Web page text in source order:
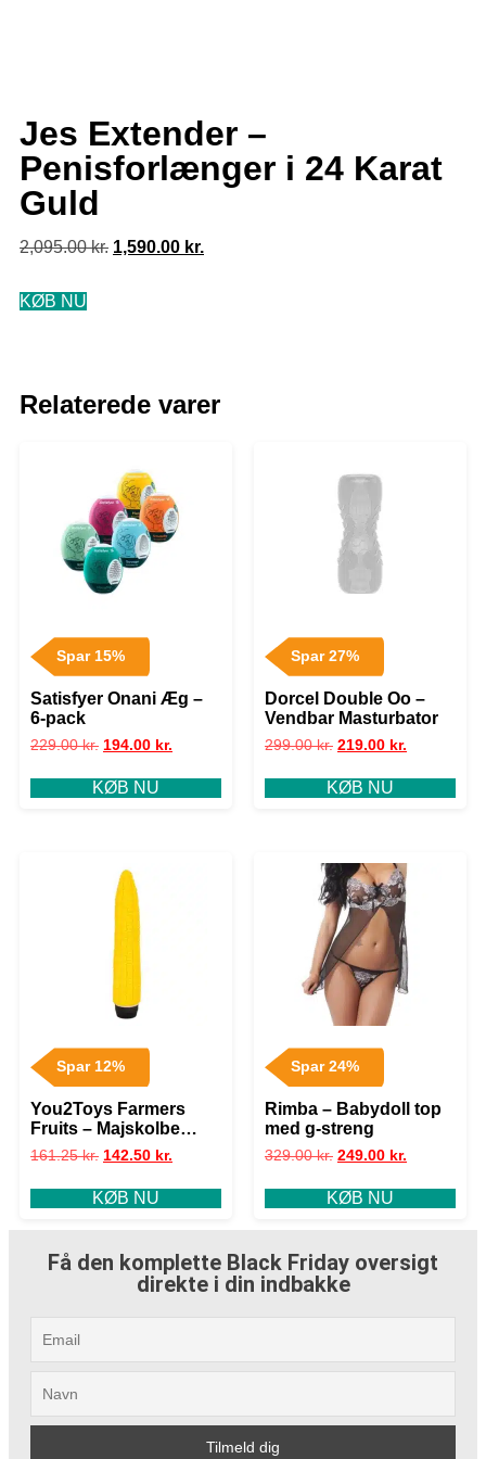
Jes Extender –
Penisforlænger i 24 Karat
Guld
2,095.00kr. 1,590.00 kr.
KØB NU
Relaterede varer
Spar 15%
Satisfyer Onani Æg –
6-pack
229.00kr. 194.00 kr.
KØB NU
Spar 27%
Dorcel Double Oo –
Vendbar Masturbator
299.00kr. 219.00 kr.
KØB NU
Spar 12%
You2Toys Farmers
Fruits – Majskolbe
Vibrator
161.25kr. 142.50 kr.
KØB NU
Spar 24%
Rimba – Babydoll top
med g-streng
329.00kr. 249.00 kr.
KØB NU
Få den komplette Black Friday oversigt
direkte i din indbakke